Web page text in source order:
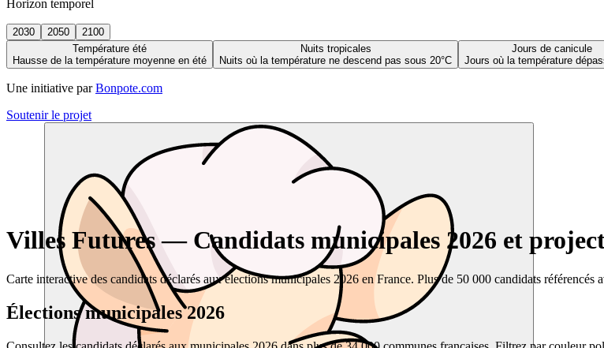
Horizon temporel
2030 2050
2100
Température été
Hausse de la température moyenne en été
Nuits tropicales
Nuits où la température ne descend pas sous 20°C
Jours de canicule
Jours où la température
Une initiative par Bonpote.com
Soutenir le projet
Villes Futures — Candidats municipales 2026 et
Carte interactive des candidats déclarés aux élections municipales 2026 en France. Plus de 50 000 candidats référencés
Élections municipales 2026